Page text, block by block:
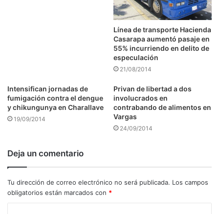
Línea de transporte Hacienda
Casarapa aumentó pasaje en
55% incurriendo en delito de
especulación
21/08/2014
Intensifican jornadas de
fumigación contra el dengue
y chikungunya en Charallave
19/09/2014
Privan de libertad a dos
involucrados en
contrabando de alimentos en
Vargas
24/09/2014
Deja un comentario
Tu dirección de correo electrónico no será publicada. Los campos
obligatorios están marcados con *